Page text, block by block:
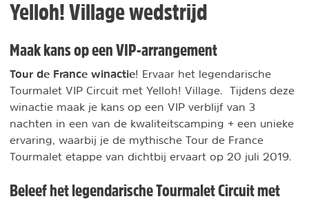
Yelloh! Village wedstrijd
Maak kans op een VIP-arrangement
Tour de France winactie! Ervaar het legendarische
Tourmalet VIP Circuit met Yelloh! Village. Tijdens deze
winactie maak je kans op een VIP verblijf van 3
nachten in een van de kwaliteitscamping + een unieke
ervaring, waarbij je de mythische Tour de France
Tourmalet etappe van dichtbij ervaart op 20 juli 2019.
Beleef het legendarische Tourmalet Circuit met